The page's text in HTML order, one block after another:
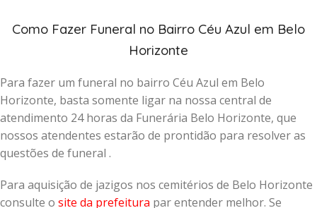
Como Fazer Funeral no Bairro Céu Azul em Belo
Horizonte
Para fazer um funeral no bairro Céu Azul em Belo
Horizonte, basta somente ligar na nossa central de
atendimento 24 horas da Funerária Belo Horizonte, que
nossos atendentes estarão de prontidão para resolver as
questões de funeral .
Para aquisição de jazigos nos cemitérios de Belo Horizonte
consulte o site da prefeitura par entender melhor. Se